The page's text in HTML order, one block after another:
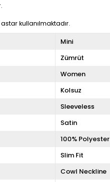
kullanılmaktadır.
Mini
Zümrüt
Women
Kolsuz
Sleeveless
Satin
100% Polyester
Slim Fit
Cowl Neckline